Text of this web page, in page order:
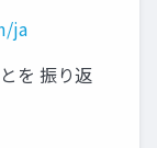
ja
を 振り返